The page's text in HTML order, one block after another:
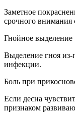
Заметное
срочного внимания
Гнойное выделение
Выделение гноя из-
инфекции.
Боль при
Если десна
признаком